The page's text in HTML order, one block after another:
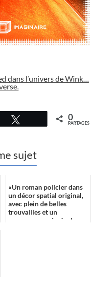
dans l’univers de Wink…
0
PARTAGES
sujet
«Un roman policier dans
un décor spatial original,
avec plein de belles
trouvailles et un
personnage principal aux